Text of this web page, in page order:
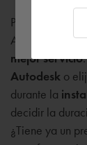
Puede hacer
Autodesk en la
mejor servicio
Autodesk o
durante la
decidir la
¿Tiene ya un